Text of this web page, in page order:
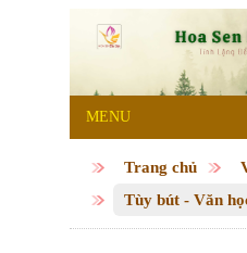
MENU
Trang chủ
Tùy bút - Văn